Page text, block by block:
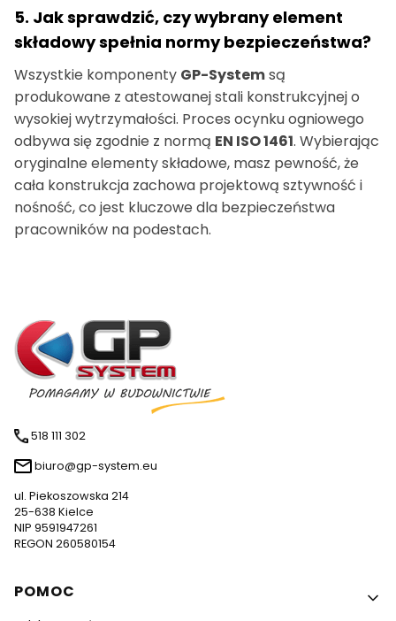
5. Jak sprawdzić, czy wybrany element
składowy spełnia normy bezpieczeństwa?
Wszystkie komponenty GP-Systemsą
produkowane z atestowanej stali konstrukcyjnej o
wysokiej wytrzymałości. Proces ocynku ogniowego
odbywa się zgodnie z normą EN ISO 1461. Wybierając
oryginalne elementy składowe, masz pewność, że
cała konstrukcja zachowa projektową sztywność i
nośność, co jest kluczowe dla bezpieczeństwa
pracowników na podestach.
518 111 302
biuro@gp-system.eu
ul. Piekoszowska 214
25-638 Kielce
NIP 9591947261
REGON 260580154
Linki w stopce
POMOC